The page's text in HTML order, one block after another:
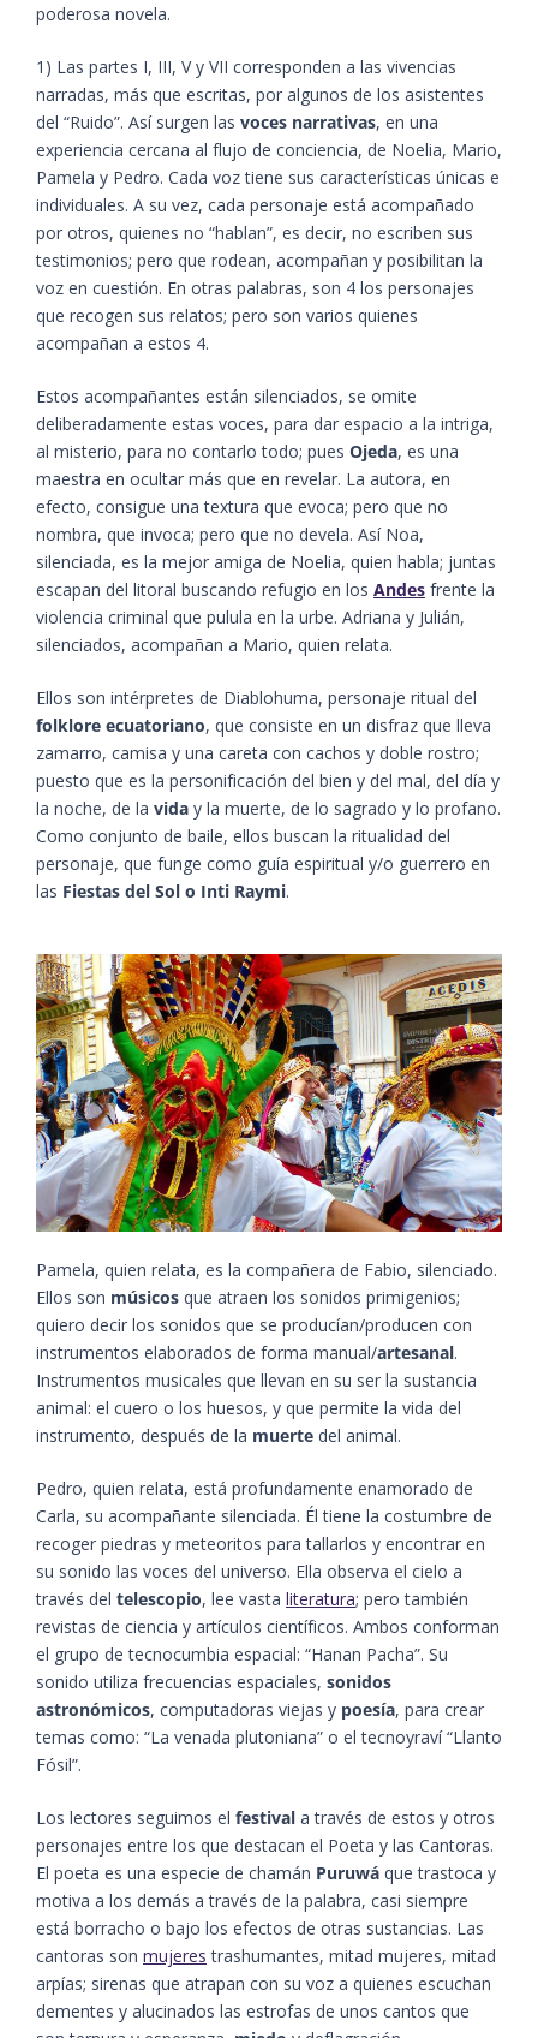
poderosa novela.
1) Las partes I, III, V y VII corresponden a las vivencias
narradas, más que escritas, por algunos de los asistentes
del “Ruido”. Así surgen las voces narrativas, en una
experiencia cercana al flujo de conciencia, de Noelia, Mario,
Pamela y Pedro. Cada voz tiene sus características únicas e
individuales. A su vez, cada personaje está acompañado
por otros, quienes no “hablan”, es decir, no escriben sus
testimonios; pero que rodean, acompañan y posibilitan la
voz en cuestión. En otras palabras, son 4 los personajes
que recogen sus relatos; pero son varios quienes
acompañan a estos 4.
Estos acompañantes están silenciados, se omite
deliberadamente estas voces, para dar espacio a la intriga,
al misterio, para no contarlo todo; pues Ojeda, es una
maestra en ocultar más que en revelar. La autora, en
efecto, consigue una textura que evoca; pero que no
nombra, que invoca; pero que no devela. Así Noa,
silenciada, es la mejor amiga de Noelia, quien habla; juntas
escapan del litoral buscando refugio en los Andes frente la
violencia criminal que pulula en la urbe. Adriana y Julián,
silenciados, acompañan a Mario, quien relata.
Ellos son intérpretes de Diablohuma, personaje ritual del
folklore ecuatoriano, que consiste en un disfraz que lleva
zamarro, camisa y una careta con cachos y doble rostro;
puesto que es la personificación del bien y del mal, del día y
la noche, de la vida y la muerte, de lo sagrado y lo profano.
Como conjunto de baile, ellos buscan la ritualidad del
personaje, que funge como guía espiritual y/o guerrero en
las Fiestas del Sol o Inti Raymi.
Pamela, quien relata, es la compañera de Fabio, silenciado.
Ellos son músicos que atraen los sonidos primigenios;
quiero decir los sonidos que se producían/producen con
instrumentos elaborados de forma manual/artesanal.
Instrumentos musicales que llevan en su ser la sustancia
animal: el cuero o los huesos, y que permite la vida del
instrumento, después de la muerte del animal.
Pedro, quien relata, está profundamente enamorado de
Carla, su acompañante silenciada. Él tiene la costumbre de
recoger piedras y meteoritos para tallarlos y encontrar en
su sonido las voces del universo. Ella observa el cielo a
través del telescopio, lee vasta literatura; pero también
revistas de ciencia y artículos científicos. Ambos conforman
el grupo de tecnocumbia espacial: “Hanan Pacha”. Su
sonido utiliza frecuencias espaciales, sonidos
astronómicos, computadoras viejas y poesía, para crear
temas como: “La venada plutoniana” o el tecnoyraví “Llanto
Fósil”.
Los lectores seguimos el festival a través de estos y otros
personajes entre los que destacan el Poeta y las Cantoras.
El poeta es una especie de chamán Puruwá que trastoca y
motiva a los demás a través de la palabra, casi siempre
está borracho o bajo los efectos de otras sustancias. Las
cantoras son mujeres trashumantes, mitad mujeres, mitad
arpías; sirenas que atrapan con su voz a quienes escuchan
dementes y alucinados las estrofas de unos cantos que